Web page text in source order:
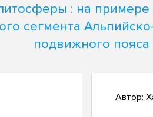
: на примере
сегмента
подвижного пояса
Автор: